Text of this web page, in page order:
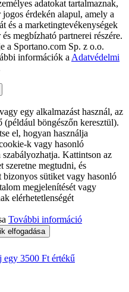
adatokat tartalmaznak,
érdekén alapul, amely a
és a marketingtevékenységek
megbízható partnerei részére.
a Sportano.com Sp. z o.o.
információk a Adatvédelmi
egy alkalmazást használ, az
böngészőn keresztül).
el, hogyan használja
k vagy hasonló
szabályozhatja. Kattintson az
szeretne megtudni, és
bizonyos sütiket vagy hasonló
megjelenítését vagy
elérhetetlenségét
További információ
elfogadása
egy 3500 Ft értékű